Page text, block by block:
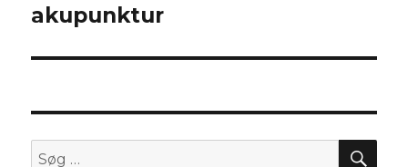
indlæg:
akupunktur
Søg